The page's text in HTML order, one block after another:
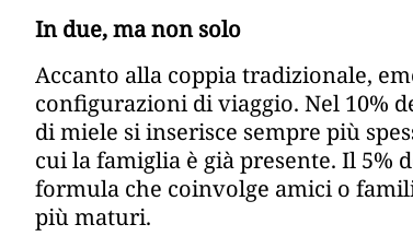
In due, ma non solo
Accanto alla coppia tradizionale,
configurazioni di viaggio. Nel 10%
di miele si inserisce sempre più
cui la famiglia è già presente. Il 5%
formula che coinvolge amici o
più maturi.